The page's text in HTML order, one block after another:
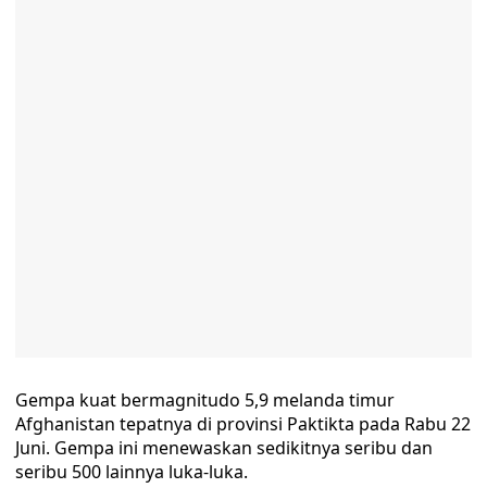
Gempa kuat bermagnitudo 5,9 melanda timur
Afghanistan tepatnya di provinsi Paktikta pada Rabu 22
Juni. Gempa ini menewaskan sedikitnya seribu dan
seribu 500 lainnya luka-luka.